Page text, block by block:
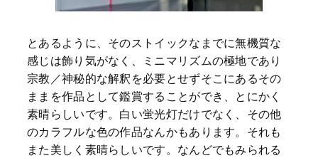
とあるように、そのストイックなまでに無機質な
感じは飾り気がなく、ミニマリズムの極地であり
宗教／神秘的な解釈を必要とせずそこにあるその
ままを作品として鑑賞することができ、とにかく
素晴らしいです。白い蛍光灯だけでなく、その他
のカラフルな色の作品なんかもあります。それも
また美しく素晴らしいです。なんどでもみられる